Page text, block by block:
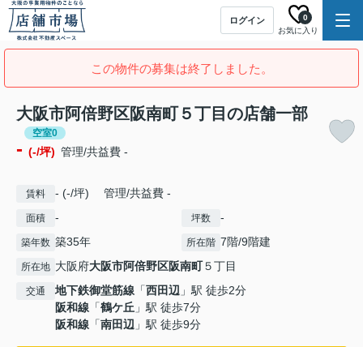
ログイン
お気に入り
0
この物件の募集は終了しました。
大阪市阿倍野区阪南町５丁目の店舗一部
空室0
- (-/坪) 管理/共益費 -
賃料 - (-/坪) 管理/共益費 -
面積 - 坪数 -
築年数 築35年 所在階 7階/9階建
所在地 大阪府大阪市阿倍野区阪南町５丁目
交通 地下鉄御堂筋線 「西田辺 」駅 徒歩2分
阪和線 「鶴ケ丘 」駅 徒歩7分
阪和線 「南田辺 」駅 徒歩9分